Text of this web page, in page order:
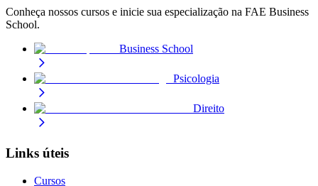
Conheça nossos cursos e inicie sua especialização na FAE Business
School.
Business School
Psicologia
Direito
Links úteis
Cursos